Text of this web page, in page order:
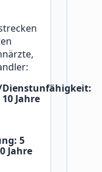
Jahre
5
Jahre